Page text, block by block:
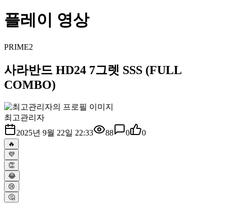
플레이 영상
PRIME2
사라반드 HD24 7그렛 SSS (FULL
COMBO)
최고관리자
2025년 9월 22일 22:33
88 0 0
🔥
💜
👏
😂
😢
🤔